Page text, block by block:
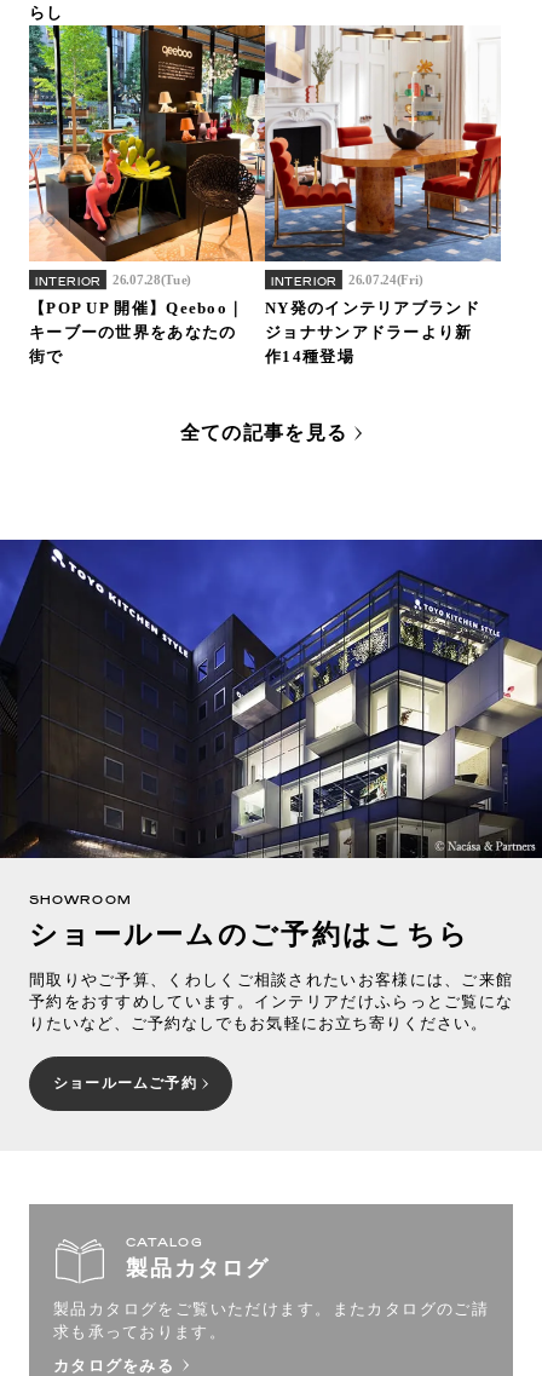
らし
INTERIOR 26.07.28(Tue)
【POP UP 開催】Qeeboo｜
キーブーの世界をあなたの
街で
INTERIOR 26.07.24(Fri)
NY発のインテリアブランド
ジョナサンアドラーより新
作14種登場
全ての記事を見る
SHOWROOM
ショールームのご予約はこちら
間取りやご予算、くわしくご相談されたいお客様には、ご来館
予約をおすすめしています。インテリアだけふらっとご覧にな
りたいなど、ご予約なしでもお気軽にお立ち寄りください。
ショールームご予約
CATALOG
製品カタログ
製品カタログをご覧いただけます。
またカタログのご請
求も承っております。
カタログをみる